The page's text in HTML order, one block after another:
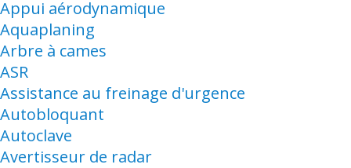
Appui aérodynamique
Aquaplaning
Arbre à cames
ASR
Assistance au freinage d'urgence
Autobloquant
Autoclave
Avertisseur de radar